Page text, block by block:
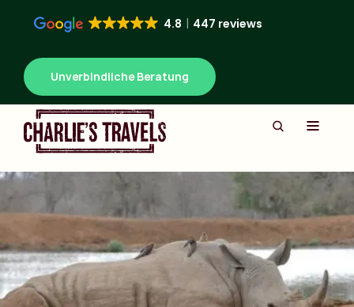
4.8 447 reviews
Unverbindliche Beratung